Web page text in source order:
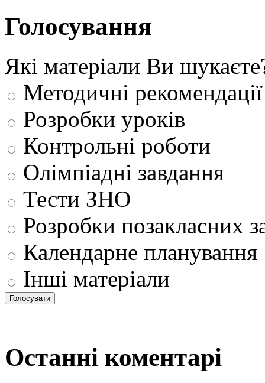
Голосування
Які матеріали Ви
Методичні рекомендації
Розробки уроків
Контрольні роботи
Олімпіадні завдання
Тести ЗНО
Розробки позакласних
Календарне планування
Інші матеріали
Останні коментарі